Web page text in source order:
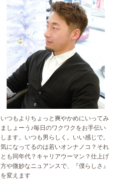
いつもよりちょっと爽やかめにいってみ
ましょーう♪毎日のワクワクをお手伝い
します。いつも男らしく。いい感じで。
気になってるのは若いオンナノコ？それ
とも同年代？キャリアウーマン？仕上げ
方や微妙なニュアンスで、『僕らしさ』
を変えます